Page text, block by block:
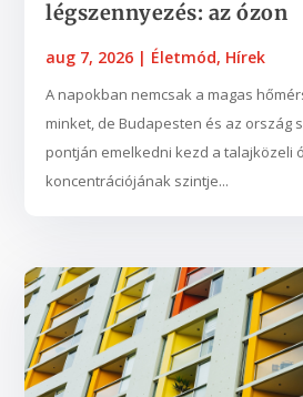
légszennyezés: az ózon
aug 7, 2026 | Életmód, Hírek
A napokban nemcsak a magas
minket, de Budapesten és az ország
pontján emelkedni kezd a talajközeli
koncentrációjának szintje...